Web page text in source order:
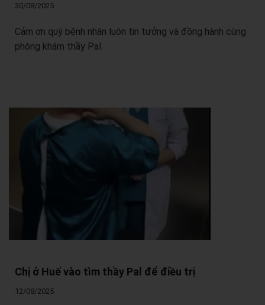
30/08/2025
Cảm ơn quý bệnh nhân luôn tin tưởng và đồng hành cùng
phòng khám thầy Pal
Chị ở Huế vào tìm thầy Pal để điều trị
12/08/2025